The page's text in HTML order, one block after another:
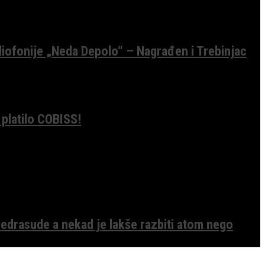
„Neda Depolo“ – Nagrađen i Trebinjac
COBISS!
a nekad je lakše razbiti atom nego